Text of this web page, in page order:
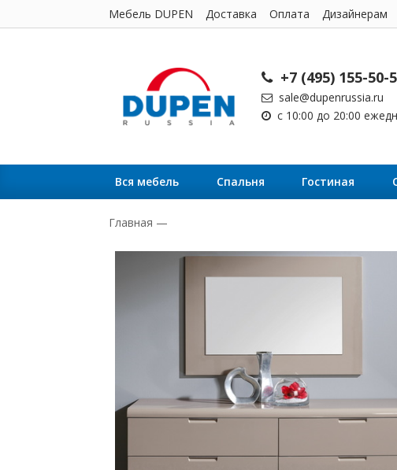
Мебель DUPEN Доставка Оплата Дизайнерам
+7 (495) 155-50-
sale@dupenrussia.ru
с 10:00 до 20:00
Вся мебель Cпальня Гостиная
Главная —